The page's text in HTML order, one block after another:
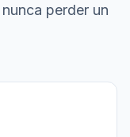
perder un